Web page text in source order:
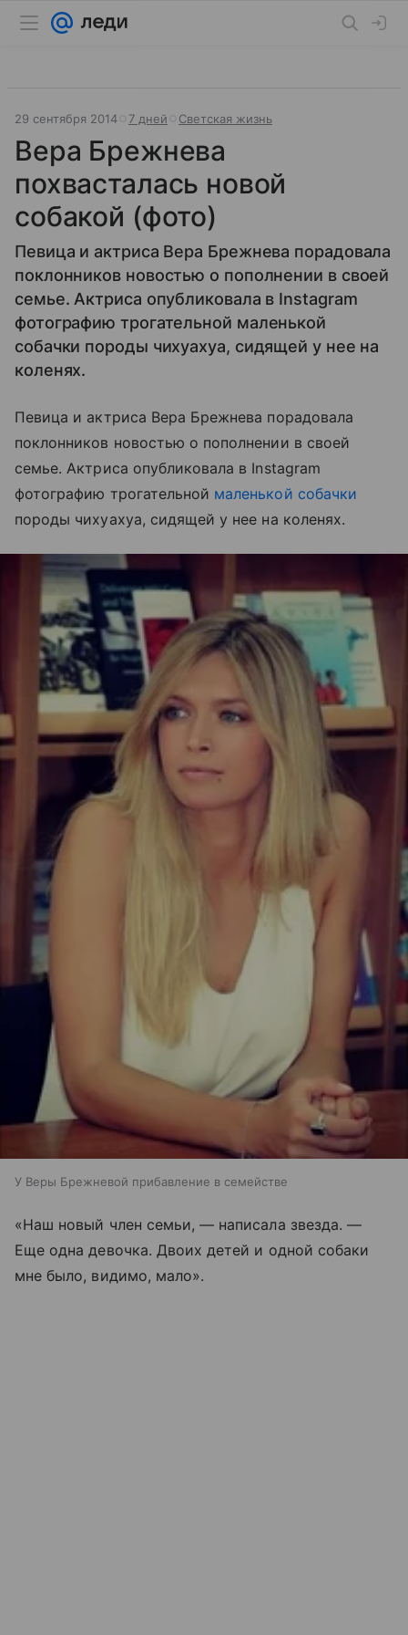
29 сентября 2014 7 дней Светская жизнь
Вера Брежнева
похвасталась новой
собакой (фото)
Певица и актриса Вера Брежнева порадовала
поклонников новостью о пополнении в своей
семье. Актриса опубликовала в Instagram
фотографию трогательной маленькой
собачки породы чихуахуа, сидящей у нее на
коленях.
Певица и актриса Вера Брежнева порадовала
поклонников новостью о пополнении в своей
семье. Актриса опубликовала в Instagram
фотографию трогательной маленькой собачки
породы чихуахуа, сидящей у нее на коленях.
У Веры Брежневой прибавление в семействе
«Наш новый член семьи, — написала звезда. —
Еще одна девочка. Двоих детей и одной собаки
мне было, видимо, мало».